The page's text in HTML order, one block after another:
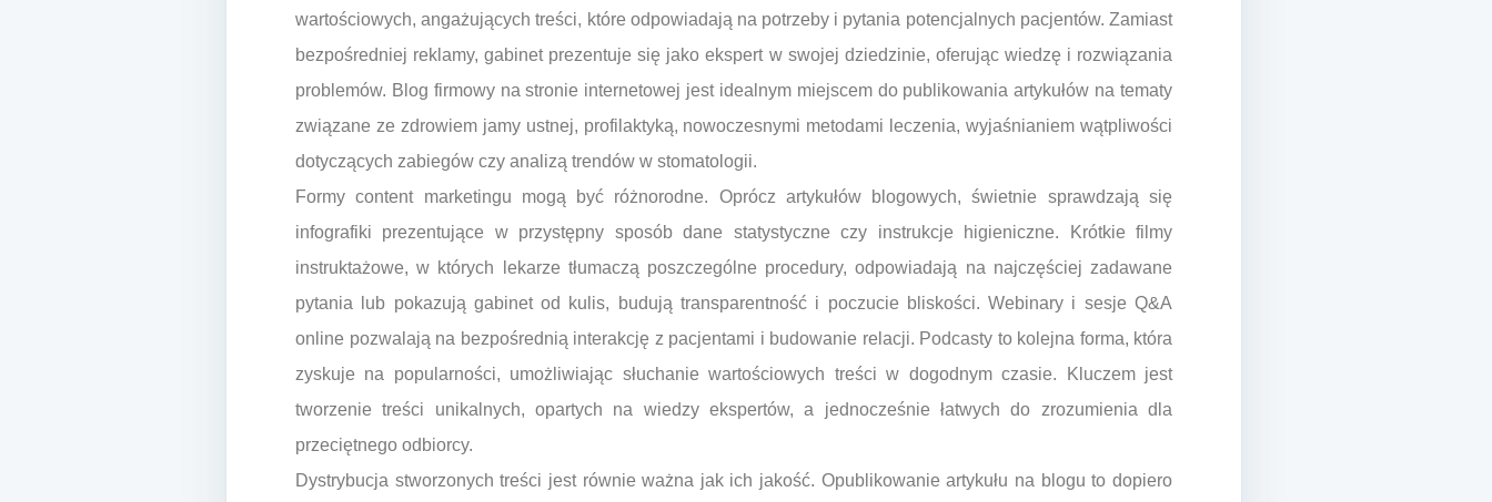
wartościowych, angażujących treści, które odpowiadają na potrzeby i pytania potencjalnych pacjentów. Zamiast
bezpośredniej reklamy, gabinet prezentuje się jako ekspert w swojej dziedzinie, oferując wiedzę i rozwiązania
problemów. Blog firmowy na stronie internetowej jest idealnym miejscem do publikowania artykułów na tematy
związane ze zdrowiem jamy ustnej, profilaktyką, nowoczesnymi metodami leczenia, wyjaśnianiem wątpliwości
dotyczących zabiegów czy analizą trendów w stomatologii.
Formy content marketingu mogą być różnorodne. Oprócz artykułów blogowych, świetnie sprawdzają się
infografiki prezentujące w przystępny sposób dane statystyczne czy instrukcje higieniczne. Krótkie filmy
instruktażowe, w których lekarze tłumaczą poszczególne procedury, odpowiadają na najczęściej zadawane
pytania lub pokazują gabinet od kulis, budują transparentność i poczucie bliskości. Webinary i sesje Q&A
online pozwalają na bezpośrednią interakcję z pacjentami i budowanie relacji. Podcasty to kolejna forma, która
zyskuje na popularności, umożliwiając słuchanie wartościowych treści w dogodnym czasie. Kluczem jest
tworzenie treści unikalnych, opartych na wiedzy ekspertów, a jednocześnie łatwych do zrozumienia dla
przeciętnego odbiorcy.
Dystrybucja stworzonych treści jest równie ważna jak ich jakość. Opublikowanie artykułu na blogu to dopiero